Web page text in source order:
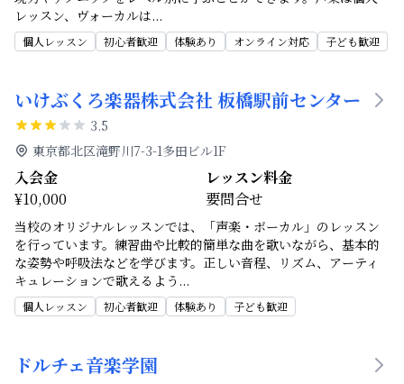
レッスン、ヴォーカルは...
個人レッスン 初心者歓迎 体験あり オンライン対応 子ども歓迎
いけぶくろ楽器株式会社 板橋駅前センター
3.5
東京都北区滝野川7-3-1多田ビル1F
入会金
¥10,000
レッスン料金
要問合せ
当校のオリジナルレッスンでは、「声楽・ボーカル」のレッスン
を行っています。練習曲や比較的簡単な曲を歌いながら、基本的
な姿勢や呼吸法などを学びます。正しい音程、リズム、アーティ
キュレーションで歌えるよう ...
個人レッスン 初心者歓迎 体験あり 子ども歓迎
ドルチェ音楽学園